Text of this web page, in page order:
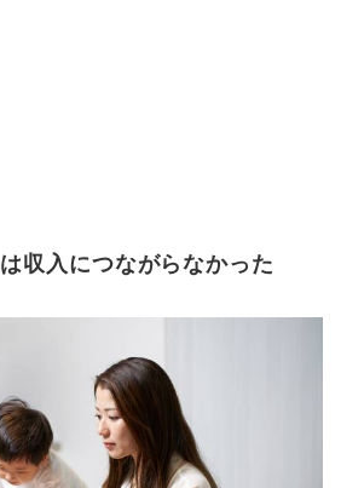
収入につながらなかった